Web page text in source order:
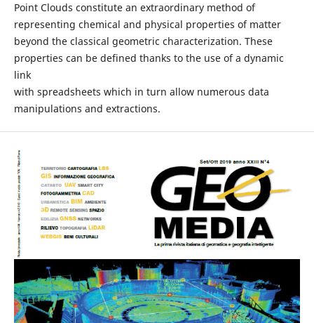
Point Clouds constitute an extraordinary method of
representing chemical and physical properties of matter
beyond the classical geometric characterization. These
properties can be defined thanks to the use of a dynamic
link
with spreadsheets which in turn allow numerous data
manipulations and extractions.